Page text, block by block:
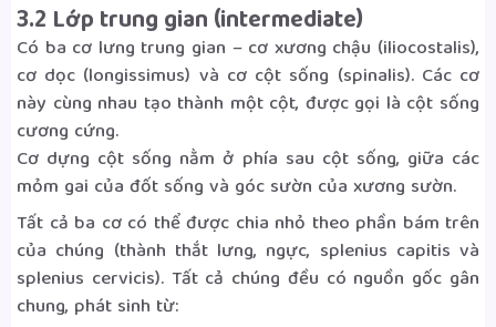
3.2 Lớp trung gian (intermediate)
Có ba cơ lưng trung gian – cơ xương chậu (iliocostalis),
cơ dọc (longissimus) và cơ cột sống (spinalis). Các cơ
này cùng nhau tạo thành một cột, được gọi là cột sống
cương cứng.
Cơ dựng cột sống nằm ở phía sau cột sống, giữa các
mỏm gai của đốt sống và góc sườn của xương sườn.
Tất cả ba cơ có thể được chia nhỏ theo phần bám trên
của chúng (thành thắt lưng, ngực, splenius capitis và
splenius cervicis). Tất cả chúng đều có nguồn gốc gân
chung, phát sinh từ: